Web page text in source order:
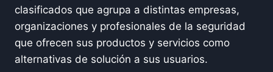
clasificados que agrupa a distintas empresas,
organizaciones y profesionales de la seguridad
que ofrecen sus productos y servicios como
alternativas de solución a sus usuarios.